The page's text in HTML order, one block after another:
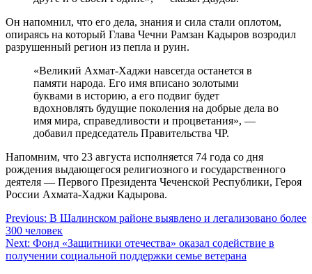
Он напомнил, что его дела, знания и сила стали оплотом,
опираясь на который Глава Чечни Рамзан Кадыров возродил
разрушенный регион из пепла и руин.
«Великий Ахмат-Хаджи навсегда останется в
памяти народа. Его имя вписано золотыми
буквами в историю, а его подвиг будет
вдохновлять будущие поколения на добрые дела во
имя мира, справедливости и процветания», —
добавил председатель Правительства ЧР.
Напомним, что 23 августа исполняется 74 года со дня
рождения выдающегося религиозного и государственного
деятеля — Первого Президента Чеченской Республики, Героя
России Ахмата-Хаджи Кадырова.
Навигация
по
записям
Previous: В Шалинском районе выявлено и легализовано более
300 человек
Next: Фонд «Защитники отечества» оказал содействие в
получении социальной поддержки семье ветерана